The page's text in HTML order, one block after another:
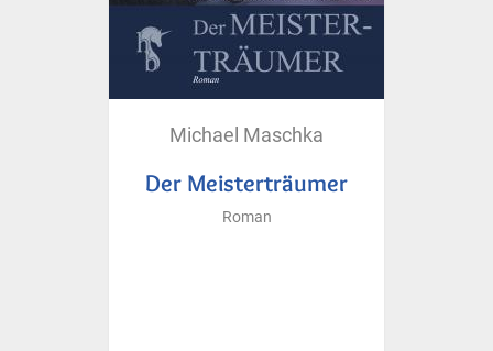
Michael Maschka
Der Meisterträumer
Roman